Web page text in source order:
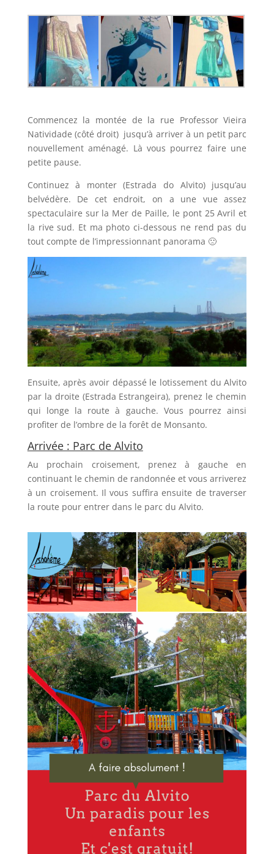
Commencez la montée de la rue Professor Vieira
Natividade (côté droit) jusqu’à arriver à un petit parc
nouvellement aménagé. Là vous pourrez faire une
petite pause.
Continuez à monter (Estrada do Alvito) jusqu’au
belvédère. De cet endroit, on a une vue assez
spectaculaire sur la Mer de Paille, le pont 25 Avril et
la rive sud. Et ma photo ci-dessous ne rend pas du
tout compte de l’impressionnant panorama 🙁
Ensuite, après avoir dépassé le lotissement du Alvito
par la droite (Estrada Estrangeira), prenez le chemin
qui longe la route à gauche. Vous pourrez ainsi
profiter de l’ombre de la forêt de Monsanto.
Arrivée : Parc de Alvito
Au prochain croisement, prenez à gauche en
continuant le chemin de randonnée et vous arriverez
à un croisement. Il vous suffira ensuite de traverser
la route pour entrer dans le parc du Alvito.